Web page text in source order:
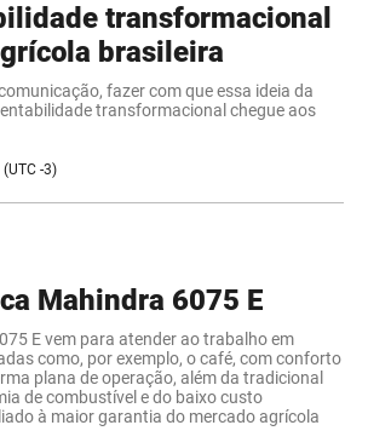
transformacional
brasileira
fazer com que essa ideia da
transformacional chegue aos
-3)
Mahindra 6075 E
E vem para atender ao trabalho em
como, por exemplo, o café, com conforto
plana de operação, além da tradicional
de combustível e do baixo custo
à maior garantia do mercado agrícola